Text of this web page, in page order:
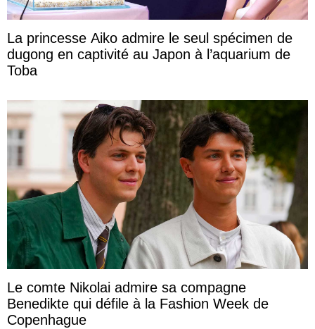
La princesse Aiko admire le seul spécimen de
dugong en captivité au Japon à l’aquarium de
Toba
Le comte Nikolai admire sa compagne
Benedikte qui défile à la Fashion Week de
Copenhague